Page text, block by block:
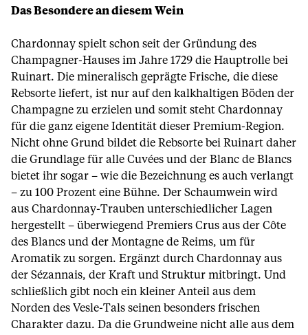
Das Besondere an diesem Wein
Chardonnay spielt schon seit der Gründung des
Champagner-Hauses im Jahre 1729 die Hauptrolle bei
Ruinart. Die mineralisch geprägte Frische, die diese
Rebsorte liefert, ist nur auf den kalkhaltigen Böden der
Champagne zu erzielen und somit steht Chardonnay
für die ganz eigene Identität dieser Premium-Region.
Nicht ohne Grund bildet die Rebsorte bei Ruinart daher
die Grundlage für alle Cuvées und der Blanc de Blancs
bietet ihr sogar – wie die Bezeichnung es auch verlangt
– zu 100 Prozent eine Bühne. Der Schaumwein wird
aus Chardonnay-Trauben unterschiedlicher Lagen
hergestellt – überwiegend Premiers Crus aus der Côte
des Blancs und der Montagne de Reims, um für
Aromatik zu sorgen. Ergänzt durch Chardonnay aus
der Sézannais, der Kraft und Struktur mitbringt. Und
schließlich gibt noch ein kleiner Anteil aus dem
Norden des Vesle-Tals seinen besonders frischen
Charakter dazu. Da die Grundweine nicht alle aus dem